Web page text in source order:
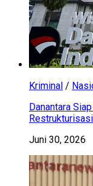
Kriminal /
Danantara
Juni 30, 2026